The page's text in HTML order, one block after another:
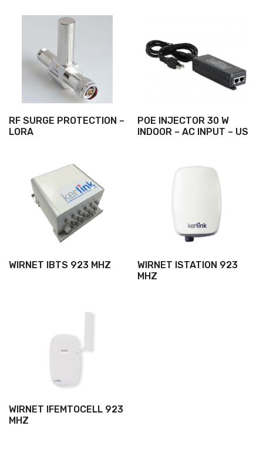
RF SURGE PROTECTION –
LORA
POE INJECTOR 30 W
INDOOR – AC INPUT – US
WIRNET IBTS 923 MHZ
WIRNET ISTATION 923
MHZ
WIRNET IFEMTOCELL 923
MHZ